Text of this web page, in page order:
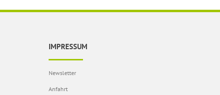
IMPRESSUM
Newsletter
Anfahrt